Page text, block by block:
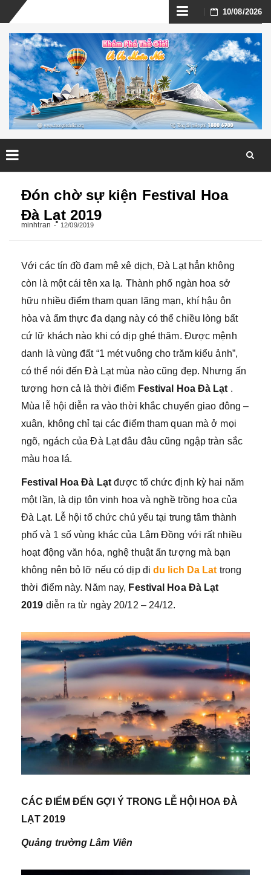
Skip
to
content
10/08/2026
Đón chờ sự kiện Festival Hoa
Đà Lạt 2019
minhtran 12/09/2019
Với các tín đồ đam mê xê dịch, Đà Lạt hẳn không
còn là một cái tên xa lạ. Thành phố ngàn hoa sở
hữu nhiều điểm tham quan lãng mạn, khí hậu ôn
hòa và ẩm thực đa dạng này có thể chiều lòng bất
cứ lữ khách nào khi có dịp ghé thăm. Được mệnh
danh là vùng đất “1 mét vuông cho trăm kiểu ảnh”,
có thể nói đến Đà Lạt mùa nào cũng đẹp. Nhưng ấn
tượng hơn cả là thời điểm Festival Hoa Đà Lạt .
Mùa lễ hội diễn ra vào thời khắc chuyển giao đông –
xuân, không chỉ tại các điểm tham quan mà ở mọi
ngõ, ngách của Đà Lạt đâu đâu cũng ngập tràn sắc
màu hoa lá.
Festival Hoa Đà Lạtđược tổ chức định kỳ hai năm
một lần, là dịp tôn vinh hoa và nghề trồng hoa của
Đà Lạt. Lễ hội tổ chức chủ yếu tại trung tâm thành
phố và 1 số vùng khác của Lâm Đồng với rất nhiều
hoạt động văn hóa, nghệ thuật ấn tượng mà bạn
không nên bỏ lỡ nếu có dịp đidu lich Da Lat trong
thời điểm này. Năm nay, Festival Hoa Đà Lạt
2019 diễn ra từ ngày 20/12 – 24/12.
CÁC ĐIỂM ĐẾN GỢI Ý TRONG LỄ HỘI HOA ĐÀ
LẠT 2019
Quảng trường Lâm Viên